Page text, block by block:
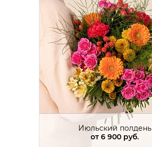
Июльский полдень
от6 900 руб.